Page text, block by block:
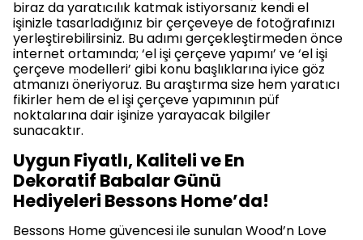
biraz da yaratıcılık katmak istiyorsanız kendi el
işinizle tasarladığınız bir çerçeveye de fotoğrafınızı
yerleştirebilirsiniz. Bu adımı gerçekleştirmeden önce
internet ortamında; ‘el işi çerçeve yapımı’ ve ‘el işi
çerçeve modelleri’ gibi konu başlıklarına iyice göz
atmanızı öneriyoruz. Bu araştırma size hem yaratıcı
fikirler hem de el işi çerçeve yapımının püf
noktalarına dair işinize yarayacak bilgiler
sunacaktır.
Uygun Fiyatlı, Kaliteli ve En
Dekoratif Babalar Günü
Hediyeleri Bessons Home’da!
Bessons Home güvencesi ile sunulan Wood’n Love